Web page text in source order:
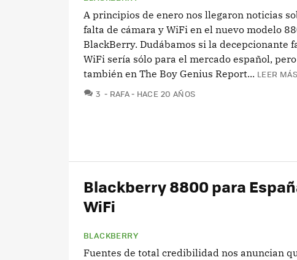
A principios de enero nos llegaron noticias
falta de cámara y WiFi en el nuevo modelo
BlackBerry. Dudábamos si la decepcionante
WiFi sería sólo para el mercado español,
también en The Boy Genius Report... LEER
3 COMENTARIOS
RAFA HACE 20 AÑOS
Blackberry 8800 para
WiFi
BLACKBERRY
Fuentes de total credibilidad nos anuncian